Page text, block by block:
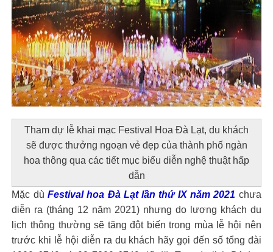
Tham dự lễ khai mạc Festival Hoa Đà Lạt, du khách
sẽ được thưởng ngoạn vẻ đẹp của thành phố ngàn
hoa thông qua các tiết mục biểu diễn nghệ thuật hấp
dẫn
Mặc dùFestival hoa Đà Lạt lần thứ IX năm 2021 chưa
diễn ra (tháng 12 năm 2021) nhưng do lượng khách du
lịch thông thường sẽ tăng đột biến trong mùa lễ hội nên
trước khi lễ hội diễn ra du khách hãy gọi đến số tổng đài